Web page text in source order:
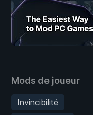
Mods de joueur
Invincibilité